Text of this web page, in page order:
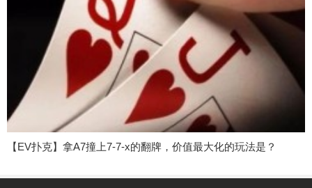
【EV扑克】拿A7撞上7-7-x的翻牌，价值最大化的玩法是？